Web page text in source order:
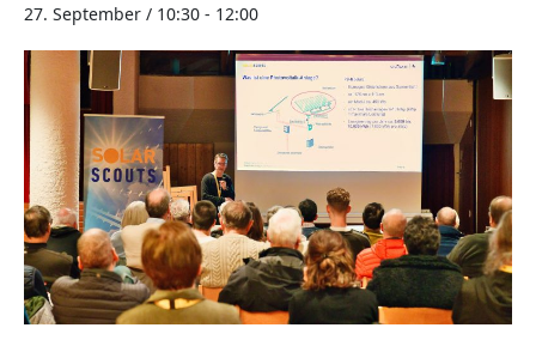
27. September / 10:30 - 12:00